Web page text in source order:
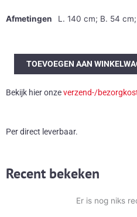
Afmetingen L. 140 cm; B. 54
Fristho
salontafel
TOEVOEGEN AAN
Bekijk hier onzeverzend-/
Per direct leverbaar.
Recent bekeken
Er is nog niks